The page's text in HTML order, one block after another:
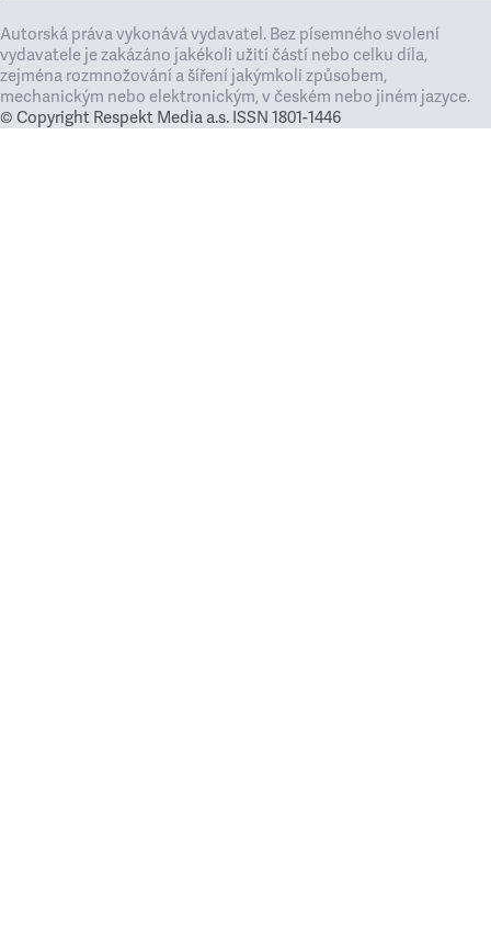
Autorská práva vykonává vydavatel. Bez písemného svolení
vydavatele je zakázáno jakékoli užití částí nebo celku díla,
zejména rozmnožování a šíření jakýmkoli způsobem,
mechanickým nebo elektronickým, v českém nebo jiném jazyce.
© Copyright Respekt Media a.s. ISSN 1801-1446